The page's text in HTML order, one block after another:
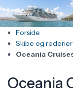
Forside
Skibe og rederier
Oceania
Oceania